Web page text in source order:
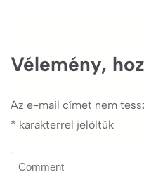
Vélemény,
Az e-mail címet nem
* karakterrel jelöltük
Comment